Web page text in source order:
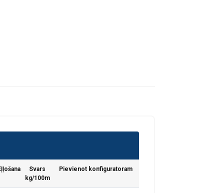
Svars
kg/100m
Pievienot konfiguratoram